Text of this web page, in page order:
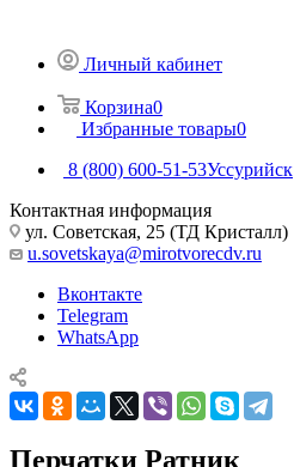
Личный кабинет
Корзина0
Избранные товары0
8 (800) 600-51-53Уссурийск
Контактная информация
ул. Советская, 25 (ТД Кристалл)
u.sovetskaya@mirotvorecdv.ru
Вконтакте
Telegram
WhatsApp
Перчатки Ратник